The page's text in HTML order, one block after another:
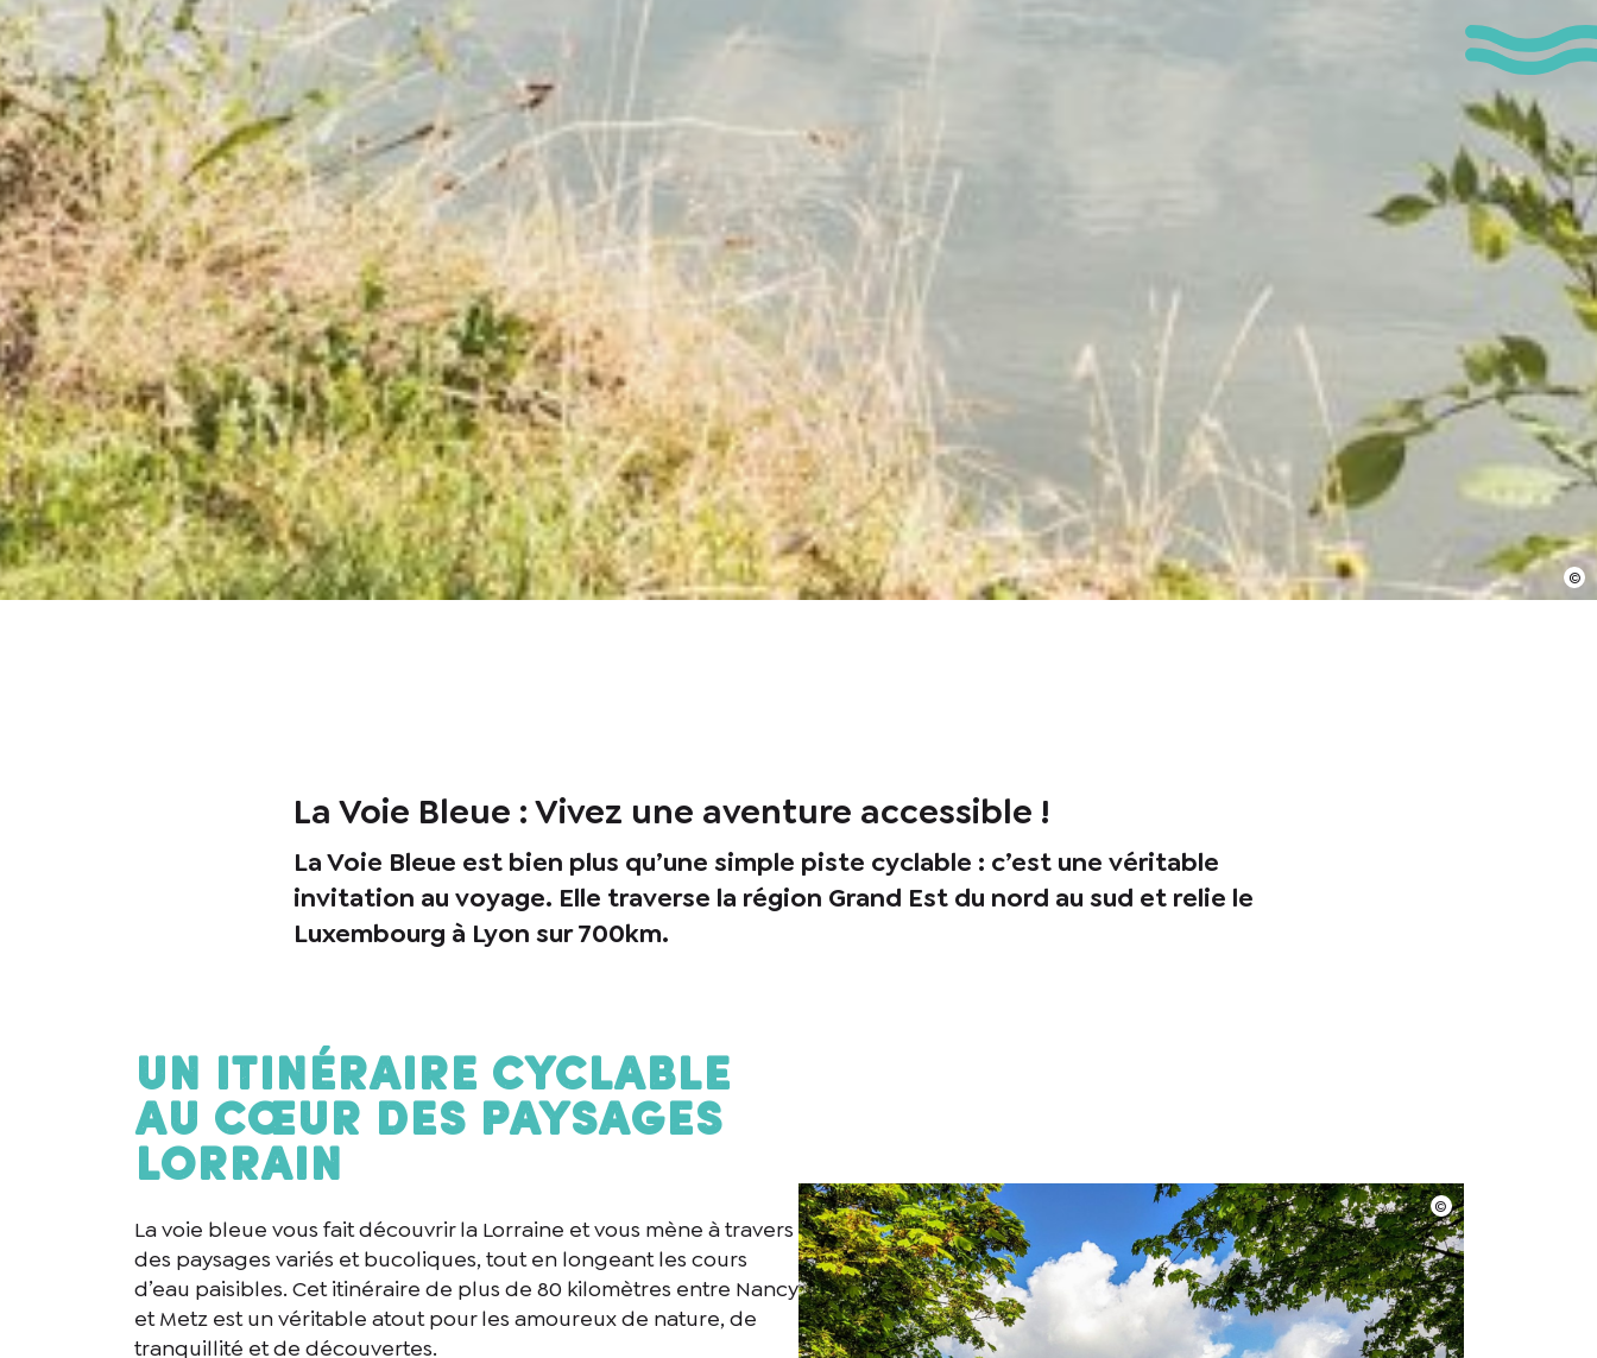
La Voie Bleue : Vivez une aventure accessible !
La Voie Bleue est bien plus qu’une simple piste cyclable : c’est une véritable
invitation au voyage. Elle traverse la région Grand Est du nord au sud et relie le
Luxembourg à Lyon sur 700km.
Un itinéraire cyclable
au cœur des Paysages
Lorrain
La voie bleue vous fait découvrir la Lorraine et vous mène à travers
des paysages variés et bucoliques, tout en longeant les cours
d’eau paisibles. Cet itinéraire de plus de 80 kilomètres entre Nancy
et Metz est un véritable atout pour les amoureux de nature, de
tranquillité et de découvertes.
En cochant cette case, j’accepte que les informations saisies soient utilisées pour permettre de me
recontacter.